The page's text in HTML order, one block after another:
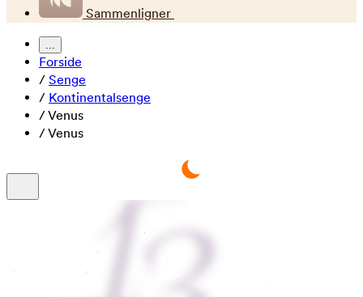
Sammenligner
...
Forside
/ Senge
/ Kontinentalsenge
/Venus
/Venus